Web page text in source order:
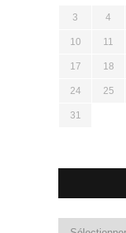
3 4
10 11
17 18
24 25
31